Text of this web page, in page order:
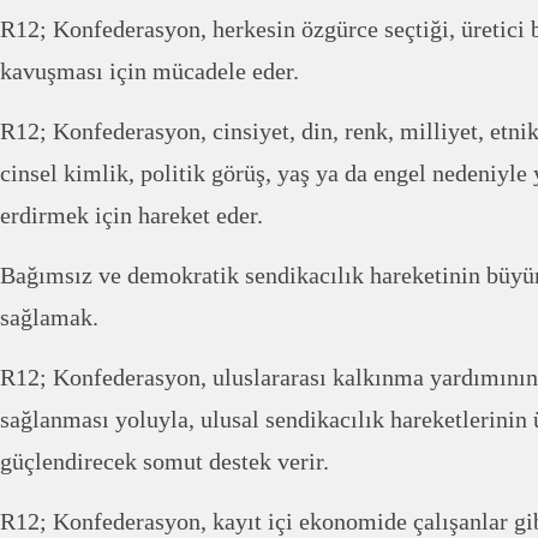
R12; Konfederasyon, herkesin özgürce seçtiği, üretici
kavuşması için mücadele eder.
R12; Konfederasyon, cinsiyet, din, renk, milliyet,
cinsel kimlik, politik görüş, yaş ya da engel nedeniyle
erdirmek için hareket eder.
Bağımsız ve demokratik sendikacılık hareketinin
sağlamak.
R12; Konfederasyon, uluslararası kalkınma
sağlanması yoluyla, ulusal sendikacılık
güçlendirecek somut destek verir.
R12; Konfederasyon, kayıt içi ekonomide çalışanlar